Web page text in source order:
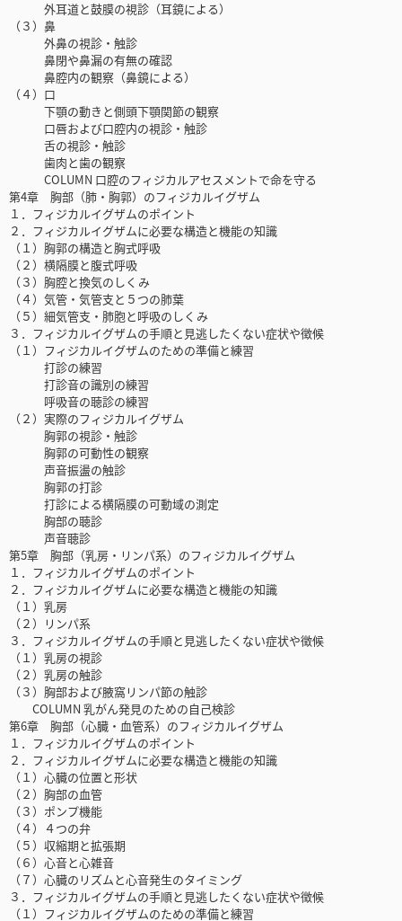
外耳道と鼓膜の視診（耳鏡による）
（３）鼻
外鼻の視診・触診
鼻閉や鼻漏の有無の確認
鼻腔内の観察（鼻鏡による）
（４）口
下顎の動きと側頭下顎関節の観察
口唇および口腔内の視診・触診
舌の視診・触診
歯肉と歯の観察
COLUMN 口腔のフィジカルアセスメントで命を守る
第4章 胸部（肺・胸郭）のフィジカルイグザム
１．フィジカルイグザムのポイント
２．フィジカルイグザムに必要な構造と機能の知識
（１）胸郭の構造と胸式呼吸
（２）横隔膜と腹式呼吸
（３）胸腔と換気のしくみ
（４）気管・気管支と５つの肺葉
（５）細気管支・肺胞と呼吸のしくみ
３．フィジカルイグザムの手順と見逃したくない症状や徴候
（１）フィジカルイグザムのための準備と練習
打診の練習
打診音の識別の練習
呼吸音の聴診の練習
（２）実際のフィジカルイグザム
胸郭の視診・触診
胸郭の可動性の観察
声音振盪の触診
胸郭の打診
打診による横隔膜の可動域の測定
胸部の聴診
声音聴診
第5章 胸部（乳房・リンパ系）のフィジカルイグザム
１．フィジカルイグザムのポイント
２．フィジカルイグザムに必要な構造と機能の知識
（１）乳房
（２）リンパ系
３．フィジカルイグザムの手順と見逃したくない症状や徴候
（１）乳房の視診
（２）乳房の触診
（３）胸部および腋窩リンパ節の触診
COLUMN 乳がん発見のための自己検診
第6章 胸部（心臓・血管系）のフィジカルイグザム
１．フィジカルイグザムのポイント
２．フィジカルイグザムに必要な構造と機能の知識
（１）心臓の位置と形状
（２）胸部の血管
（３）ポンプ機能
（４）４つの弁
（５）収縮期と拡張期
（６）心音と心雑音
（７）心臓のリズムと心音発生のタイミング
３．フィジカルイグザムの手順と見逃したくない症状や徴候
（１）フィジカルイグザムのための準備と練習